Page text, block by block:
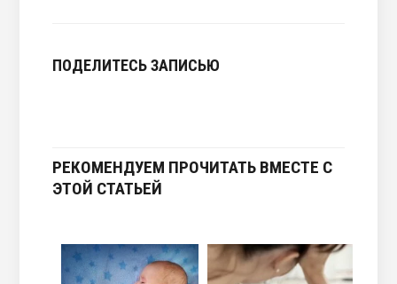
ПОДЕЛИТЕСЬ ЗАПИСЬЮ
РЕКОМЕНДУЕМ ПРОЧИТАТЬ ВМЕСТЕ С
ЭТОЙ СТАТЬЕЙ